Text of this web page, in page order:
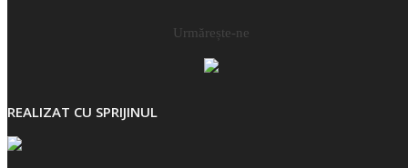
Urmărește-ne
REALIZAT CU SPRIJINUL